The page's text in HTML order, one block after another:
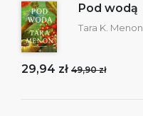
Pod wodą
Tara K. Menon
29,94 zł 49,90 zł